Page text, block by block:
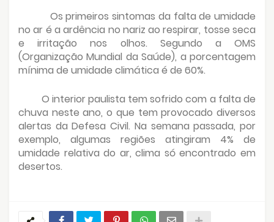
Os primeiros sintomas da falta de umidade
no ar é a ardência no nariz ao respirar, tosse seca
e irritação nos olhos. Segundo a OMS
(Organização Mundial da Saúde), a porcentagem
mínima de umidade climática é de 60%.
O interior paulista tem sofrido com a falta de
chuva neste ano, o que tem provocado diversos
alertas da Defesa Civil. Na semana passada, por
exemplo, algumas regiões atingiram 4% de
umidade relativa do ar, clima só encontrado em
desertos.